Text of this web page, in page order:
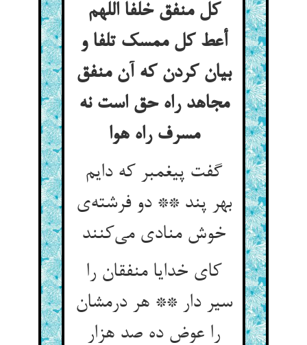
کل منفق خلفا اللهم
أعط کل ممسک تلفا و
بیان کردن که آن منفق
مجاهد راه حق است نه
مسرف راه هوا
گفت پیغمبر که دایم
بهر پند ** دو فرشته‌‌ی
خوش منادی می‌‌کنند
کای خدایا منفقان را
سیر دار ** هر درمشان
را عوض ده صد هزار